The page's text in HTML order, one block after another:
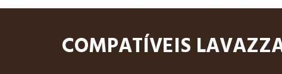
COMPATÍVEIS